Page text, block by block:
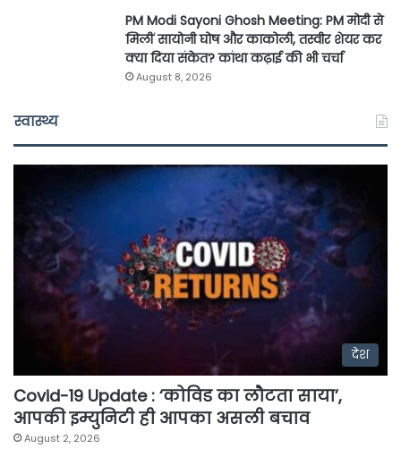
PM Modi Sayoni Ghosh Meeting: PM मोदी से
मिलीं सायोनी घोष और काकोली, तस्वीर शेयर कर
क्या दिया संकेत? कांथा कढ़ाई की भी चर्चा
August 8, 2026
स्वास्थ्य
देश
Covid-19 Update : ‘कोविड का लौटता साया’,
आपकी इम्युनिटी ही आपका असली बचाव
August 2, 2026